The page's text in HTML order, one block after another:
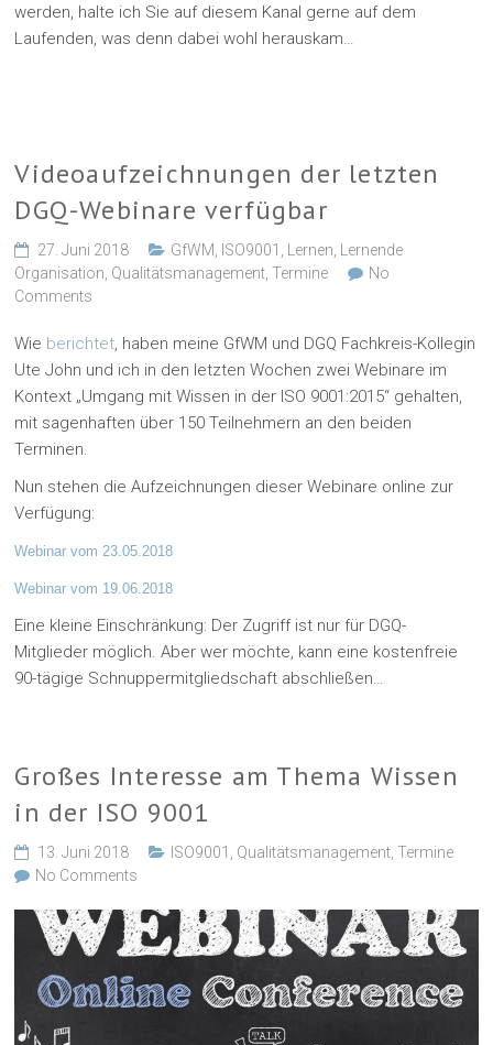
werden, halte ich Sie auf diesem Kanal gerne auf dem
Laufenden, was denn dabei wohl herauskam…
Videoaufzeichnungen der letzten
DGQ-Webinare verfügbar
27. Juni 2018 GfWM ISO9001 Lernen Lernende
Organisation Qualitätsmanagement ,Termine
No
Comments
Wie berichtet , haben meine GfWM und DGQ Fachkreis-Kollegin
Ute John und ich in den letzten Wochen zwei Webinare im
Kontext „Umgang mit Wissen in der ISO 9001:2015“ gehalten,
mit sagenhaften über 150 Teilnehmern an den beiden
Terminen.
Nun stehen die Aufzeichnungen dieser Webinare online zur
Verfügung:
Webinar vom 23.05.2018
Webinar vom 19.06.2018
Eine kleine Einschränkung: Der Zugriff ist nur für DGQ-
Mitglieder möglich. Aber wer möchte, kann eine kostenfreie
90-tägige Schnuppermitgliedschaft abschließen…
Großes Interesse am Thema Wissen
in der ISO 9001
13. Juni 2018 ISO9001 Qualitätsmanagement ,Termine
No Comments